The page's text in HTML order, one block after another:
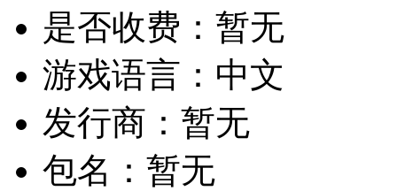
是否收费： 暂无
游戏语言： 中文
发行商： 暂无
包名： 暂无